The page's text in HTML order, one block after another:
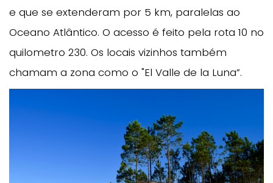
e que se extenderam por 5 km, paralelas ao
Oceano Atlântico. O acesso é feito pela rota 10 no
quilometro 230. Os locais vizinhos também
chamam a zona como o "El Valle de la Luna”.